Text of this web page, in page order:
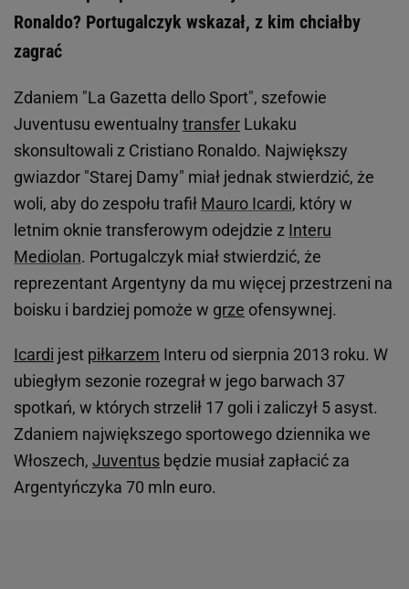
Ronaldo? Portugalczyk wskazał, z kim chciałby
zagrać
Zdaniem "La Gazetta dello Sport", szefowie
Juventusu ewentualny transfer Lukaku
skonsultowali z Cristiano Ronaldo. Największy
gwiazdor "Starej Damy" miał jednak stwierdzić, że
woli, aby do zespołu trafił Mauro Icardi, który w
letnim oknie transferowym odejdzie z Interu
Mediolan. Portugalczyk miał stwierdzić, że
reprezentant Argentyny da mu więcej przestrzeni na
boisku i bardziej pomoże w grze ofensywnej.
Icardi jest piłkarzem Interu od sierpnia 2013 roku. W
ubiegłym sezonie rozegrał w jego barwach 37
spotkań, w których strzelił 17 goli i zaliczył 5 asyst.
Zdaniem największego sportowego dziennika we
Włoszech, Juventus będzie musiał zapłacić za
Argentyńczyka 70 mln euro.